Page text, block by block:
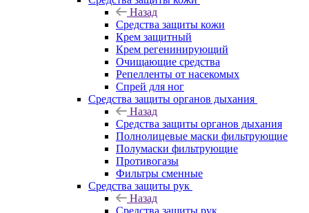
Назад
Средства защиты кожи
Крем защитный
Крем регенинирующий
Очищающие средства
Репелленты от насекомых
Спрей для ног
Средства защиты органов дыхания
Назад
Средства защиты органов дыхания
Полнолицевые маски фильтрующие
Полумаски фильтрующие
Противогазы
Фильтры сменные
Средства защиты рук
Назад
Средства защиты рук